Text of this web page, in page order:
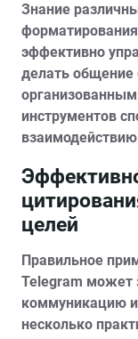
Знание
эффективно
делать
инструментов
целей
Правильное
Telegram может
коммуникацию и
несколько